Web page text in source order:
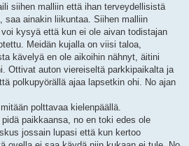
siihen malliin että ihan terveydellisistä
saa ainakin liikuntaa. Siihen malliin
kysyä että kun ei ole aivan todistajan
Meidän kujalla on viisi taloa,
kävelyä en ole aikoihin nähnyt, äitini
Ottivat auton viereiseltä parkkipaikalta ja
polkupyörällä ajaa lapsetkin ohi. No ajan
polttavaa kielenpäällä.
paikkaansa, no en toki edes ole
jossain lupasi että kun kertoo